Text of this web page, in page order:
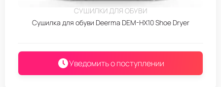
СУШИЛКИ ДЛЯ ОБУВИ
Сушилка для обуви Deerma DEM-HX10 Shoe Dryer
Уведомить о поступлении